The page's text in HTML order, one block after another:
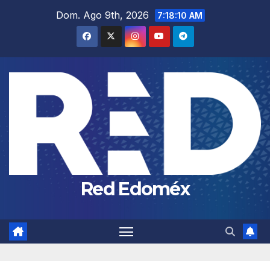
Dom. Ago 9th, 2026 7:18:11 AM
Red Edoméx